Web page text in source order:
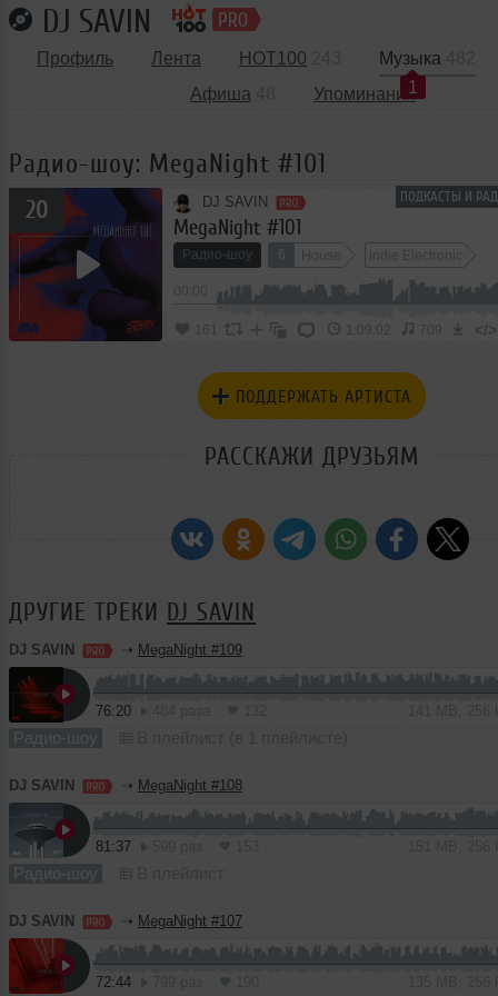
DJ SAVIN
Профиль Лента HOT100
Музыка
1
Афиша
Упоминания
Радио-шоу: MegaNight #101
ПОДКАСТЫ И
20 DJ SAVIN
MegaNight #101
Радио-шоу 6 House Indie Electronic
5 Melodic House
161 1:09:02 709 </>
ПОДДЕРЖАТЬ АРТИСТА
РАССКАЖИ ДРУЗЬЯМ
ДРУГИЕ ТРЕКИ DJ SAVIN
DJ SAVIN ➝ MegaNight #109
76:20
Радио-шоу
DJ SAVIN ➝ MegaNight #108
81:37
Радио-шоу
DJ SAVIN ➝ MegaNight #107
72:44